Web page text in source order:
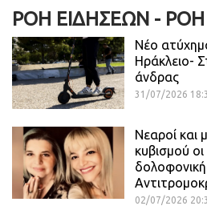
ΡΟΉ ΕΙΔΉΣΕΩΝ - ΡΟΗ
Νέο
Ηράκλειο-
άνδρας
31/07/2026
Νεαροί και
κυβισμού
02/07/2026